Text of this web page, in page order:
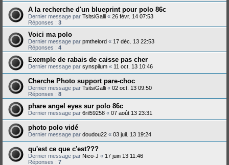
A la recherche d'un blueprint pour polo 86c
Dernier message par TsitsiGalli « 26 févr. 14 07:53
Réponses : 3
Voici ma polo
Dernier message par pmthelord « 17 déc. 13 22:53
Réponses : 4
Exemple de rabais de caisse pas cher
Dernier message par synspilum « 11 oct. 13 10:46
Cherche Photo support pare-choc
Dernier message par TsitsiGalli « 02 oct. 13 09:50
Réponses : 8
phare angel eyes sur polo 86c
Dernier message par 6ril59258 « 07 août 13 23:31
photo polo vidé
Dernier message par doudou22 « 03 juil. 13 19:24
qu'est ce que c'est???
Dernier message par Nico-J « 17 juin 13 11:46
Réponses : 7